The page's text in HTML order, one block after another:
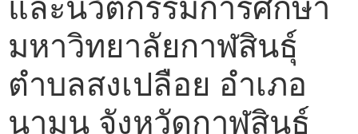
มหาวิทยาลัยกาฬสินธุ์
ตำบลสงเปลือย อำเภอ
นามน จังหวัดกาฬสินธุ์